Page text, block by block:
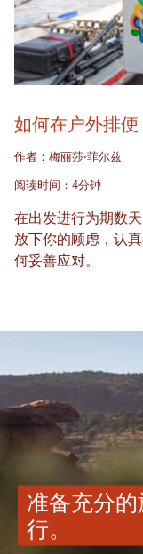
如何在户外排便
作者：梅丽莎·菲尔兹
阅读时间：4分钟
在出发进行为期数
放下你的顾虑，认
何妥善应对。
准备充分
行。